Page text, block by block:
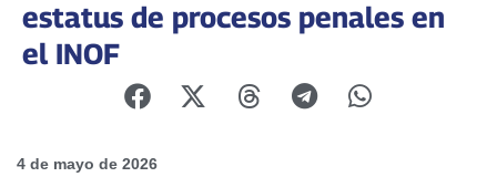
estatus de procesos penales en
el INOF
4 de mayo de 2026